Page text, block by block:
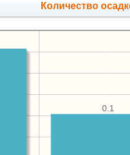
Количество
0.1